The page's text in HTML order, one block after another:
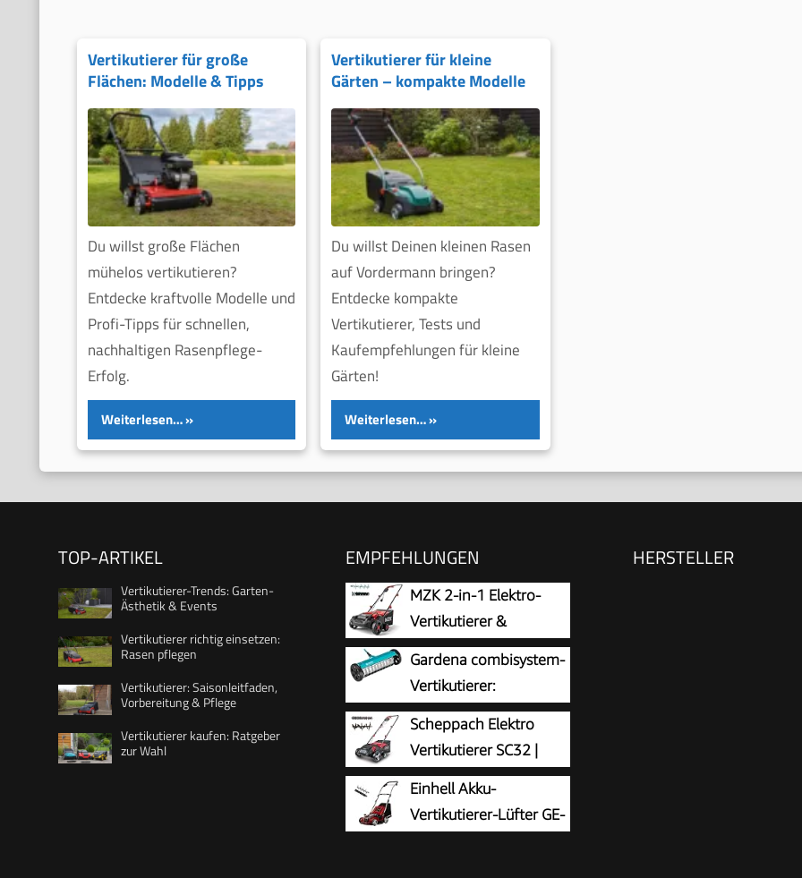
Vertikutierer für große
Flächen: Modelle & Tipps
Du willst große Flächen
mühelos vertikutieren?
Entdecke kraftvolle Modelle und
Profi-Tipps für schnellen,
nachhaltigen Rasenpflege-
Erfolg.
Weiterlesen…
Vertikutierer für kleine
Gärten – kompakte Modelle
Du willst Deinen kleinen Rasen
auf Vordermann bringen?
Entdecke kompakte
Vertikutierer, Tests und
Kaufempfehlungen für kleine
Gärten!
Weiterlesen…
TOP-ARTIKEL
Vertikutierer-Trends: Garten-
Ästhetik & Events
Vertikutierer richtig einsetzen:
Rasen pflegen
Vertikutierer: Saisonleitfaden,
Vorbereitung & Pflege
Vertikutierer kaufen: Ratgeber
zur Wahl
EMPFEHLUNGEN
MZK 2-in-1 Elektro-
Vertikutierer &
Rasenlüfter, 33 cm, 13
A
Gardena combisystem-
Vertikutierer:
Vertikutierer zur Beseitigung von
Moos, Unkraut und Rasenfilz, 32
cm Arbeitsbreite, mit robusten
Rädern und Hubachse zum
leichteren Arbeiten (3395-88)
Scheppach Elektro
Vertikutierer SC32 |
1500W Leistung |
Arbeitsbreite 32cm | Fangkorb 30
L | 4-fache Höhenverstellung/bis
Einhell Akku-
Vertikutierer-Lüfter GE-
HERSTELLER